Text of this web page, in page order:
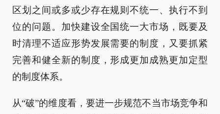
区划之间或多或少存在规则不统一、执行不到
位的问题。加快建设全国统一大市场，既要及
时清理不适应形势发展需要的制度，又要抓紧
完善和健全新的制度，形成更加成熟更加定型
的制度体系。
从“破”的维度看，要进一步规范不当市场竞争和